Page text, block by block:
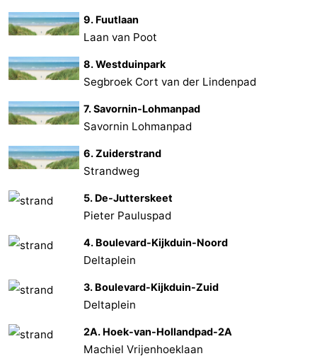
9. Fuutlaan
Laan van Poot
8. Westduinpark
Segbroek Cort van der Lindenpad
7. Savornin-Lohmanpad
Savornin Lohmanpad
6. Zuiderstrand
Strandweg
5. De-Jutterskeet
Pieter Pauluspad
4. Boulevard-Kijkduin-Noord
Deltaplein
3. Boulevard-Kijkduin-Zuid
Deltaplein
2A. Hoek-van-Hollandpad-2A
Machiel Vrijenhoeklaan